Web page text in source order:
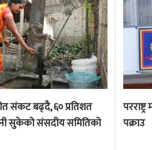
संकट बढ्दै, ६० प्रतिशत
सुकेको संसदीय समितिको
पक्राउ